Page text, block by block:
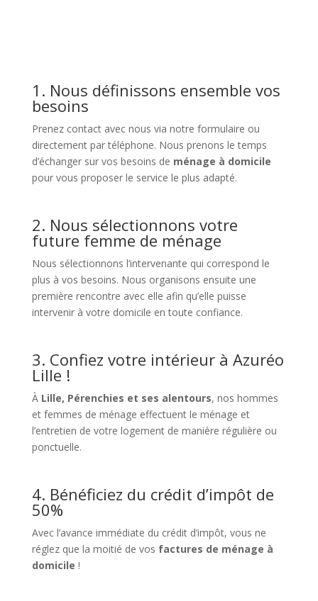
1. Nous définissons ensemble vos
besoins
Prenez contact avec nous via notre formulaire ou
directement par téléphone. Nous prenons le temps
d’échanger sur vos besoins de ménage à domicile
pour vous proposer le service le plus adapté.
2. Nous sélectionnons votre
future femme de ménage
Nous sélectionnons l’intervenante qui correspond le
plus à vos besoins. Nous organisons ensuite une
première rencontre avec elle afin qu’elle puisse
intervenir à votre domicile en toute confiance.
3. Confiez votre intérieur à Azuréo
Lille !
À Lille, Pérenchies et ses alentours, nos hommes
et femmes de ménage effectuent le ménage et
l’entretien de votre logement de manière régulière ou
ponctuelle.
4. Bénéficiez du crédit d’impôt de
50%
Avec l’avance immédiate du crédit d’impôt, vous ne
réglez que la moitié de vos factures de ménage à
domicile !